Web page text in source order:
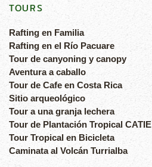
TOURS
Rafting en Familia
Rafting en el Río Pacuare
Tour de canyoning y canopy
Aventura a caballo
Tour de Cafe en Costa Rica
Sitio arqueológico
Tour a una granja lechera
Tour de Plantación Tropical CATIE
Tour Tropical en Bicicleta
Caminata al Volcán Turrialba